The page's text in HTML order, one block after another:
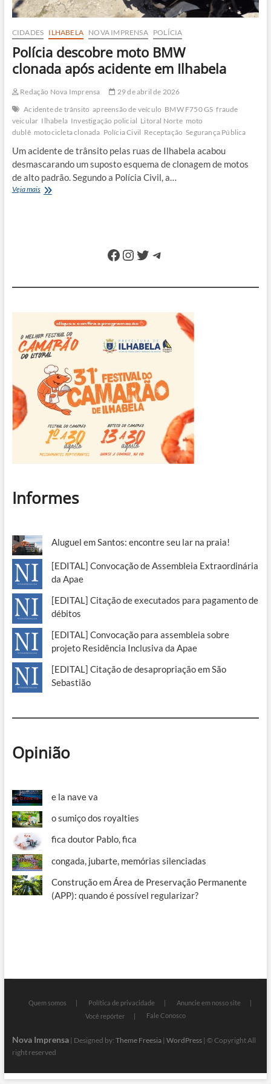
CIDADES ILHABELA NOVA IMPRENSA POLÍCIA
Polícia descobre moto BMW
clonada após acidente em Ilhabela
Redação Nova Imprensa
29 de abril de 2026
Acidente de trânsito apreensão de veículo BMW F750 GS fraude
veicular Ilhabela Investigação policial Litoral Norte moto
dublê motocicleta clonada Polícia Civil Receptação Segurança Pública
Um acidente de trânsito pelas ruas de Ilhabela acabou
desmascarando um suposto esquema de clonagem de motos
de alto padrão. Segundo a Polícia Civil, a…
Veja maisPolícia
Facebook
Instagram
Twitter
Telegram
Informes
Aluguel em Santos: encontre seu lar na praia!
[EDITAL] Convocação de Assembleia Extraordinária
da Apae
[EDITAL] Citação de executados para pagamento de
débitos
[EDITAL] Convocação para assembleia sobre
projeto Residência Inclusiva da Apae
[EDITAL] Citação de desapropriação em São
Sebastião
Opinião
e la nave va
o sumiço dos royalties
fica doutor Pablo, fica
congada, jubarte, memórias silenciadas
Construção em Área de Preservação Permanente
(APP): quando é possível regularizar?
Quem somos Política de privacidade
Anuncie em nosso site
Você repórter
Fale Conosco
Nova Imprensa| Designed by: Theme Freesia| WordPress| © Copyright All
right reserved